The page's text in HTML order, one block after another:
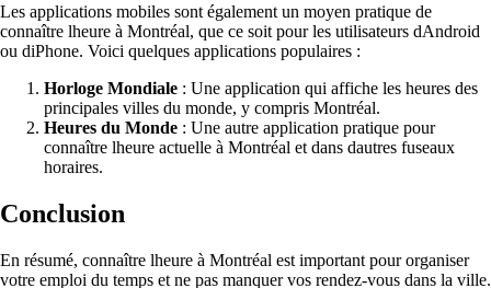
Les applications mobiles sont également un moyen pratique de
connaître lheure à Montréal, que ce soit pour les utilisateurs dAndroid
ou diPhone. Voici quelques applications populaires :
Horloge Mondiale : Une application qui affiche les heures des
principales villes du monde, y compris Montréal.
Heures du Monde : Une autre application pratique pour
connaître lheure actuelle à Montréal et dans dautres fuseaux
horaires.
Conclusion
En résumé, connaître lheure à Montréal est important pour organiser
votre emploi du temps et ne pas manquer vos rendez-vous dans la ville.